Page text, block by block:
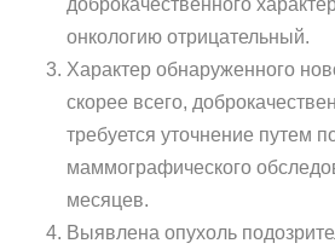
доброкачественного
онкологию отрицательный.
Характер обнаруженного
скорее всего,
требуется уточнение путем
маммографического
месяцев.
Выявлена опухоль